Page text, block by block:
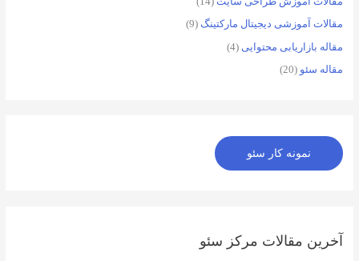
مقالات آموزشی دیجیتال مارکتینگ (9)
مقاله بازاریابی محتوایی (4)
مقاله سئو (20)
نمونه کار سئو
آخرین مقالات مرکز سئو